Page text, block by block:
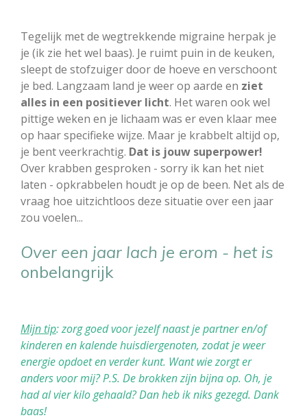
Tegelijk met de wegtrekkende migraine herpak je
je (ik zie het wel baas). Je ruimt puin in de keuken,
sleept de stofzuiger door de hoeve en verschoont
je bed. Langzaam land je weer op aarde en ziet
alles in een positiever licht. Het waren ook wel
pittige weken en je lichaam was er even klaar mee
op haar specifieke wijze. Maar je krabbelt altijd op,
je bent veerkrachtig. Dat is jouw superpower!
Over krabben gesproken - sorry ik kan het niet
laten - opkrabbelen houdt je op de been. Net als de
vraag hoe uitzichtloos deze situatie over een jaar
zou voelen...
Over een jaar lach je erom - het is
onbelangrijk
Mijn tip: zorg goed voor jezelf naast je partner en/of
kinderen en kalende huisdiergenoten, zodat je weer
energie opdoet en verder kunt. Want wie zorgt er
anders voor mij?P.S. De brokken zijn bijna op. Oh, je
had al vier kilo gehaald? Dan heb ik niks gezegd. Dank
baas!